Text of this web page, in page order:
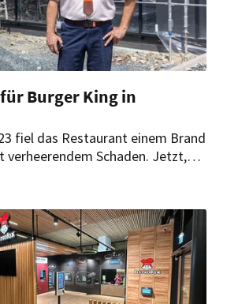
Burger King in
fiel das Restaurant einem Brand
verheerendem Schaden. Jetzt,